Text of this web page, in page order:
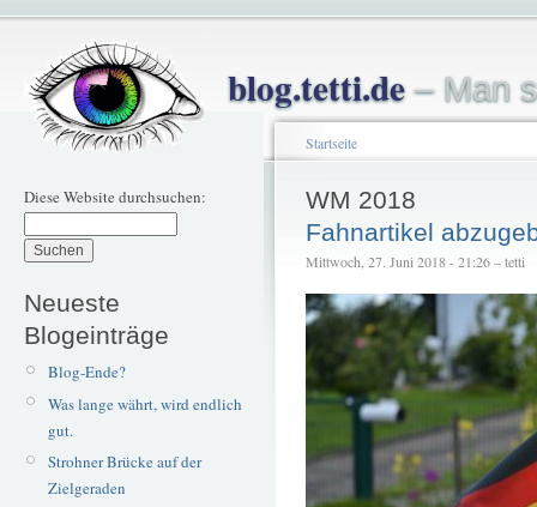
blog.tetti.de– Man
Diese Website durchsuchen:
Neueste
Blogeinträge
Blog-Ende?
Was lange währt, wird endlich
gut.
Strohner Brücke auf der
Zielgeraden
Startseite
WM 2018
Fahnartikel
Mittwoch, 27. Juni 2018 - 21:26 – tetti